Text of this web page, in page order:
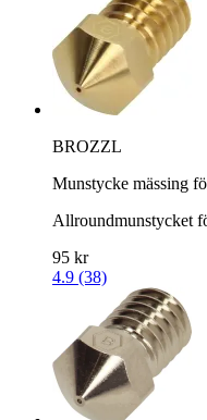
BROZZL
Munstycke mässing
Allroundmunstycket
95 kr
4.9 (38)